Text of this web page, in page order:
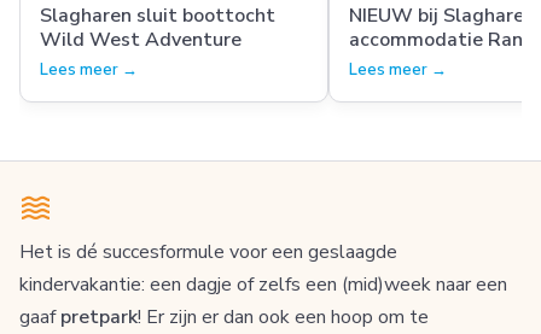
Slagharen sluit boottocht
Wild West Adventure
Lees meer →
NIEUW bij Slagharen:
accommodatie
Grande tot 8
Lees meer →
Het is dé succesformule voor een geslaagde
kindervakantie: een dagje of zelfs een (mid)week naar een
gaafpretpark! Er zijn er dan ook een hoop om te